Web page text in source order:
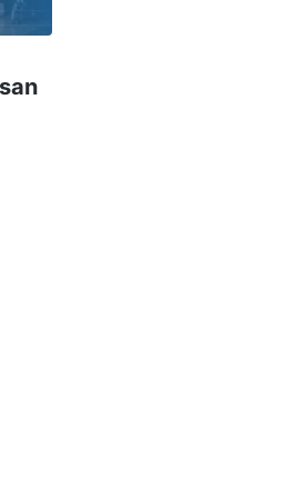
melawannya. Dan
Ini karena,
natur mereka, antikristus